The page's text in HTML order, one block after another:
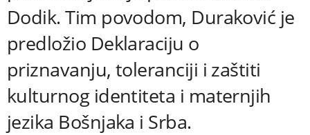
Dodik. Tim povodom, Duraković je
predložio Deklaraciju o
priznavanju, toleranciji i zaštiti
kulturnog identiteta i maternjih
jezika Bošnjaka i Srba.